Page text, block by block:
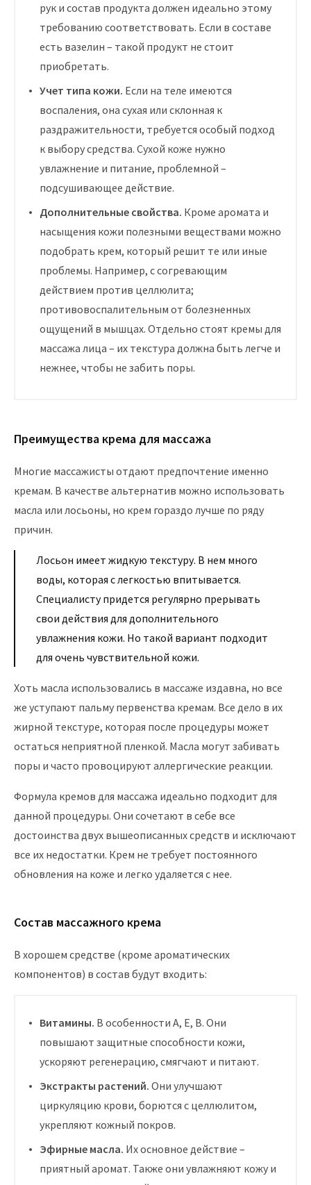
рук и состав продукта должен идеально этому
требованию соответствовать. Если в составе
есть вазелин – такой продукт не стоит
приобретать.
Учет типа кожи. Если на теле имеются
воспаления, она сухая или склонная к
раздражительности, требуется особый подход
к выбору средства. Сухой коже нужно
увлажнение и питание, проблемной –
подсушивающее действие.
Дополнительные свойства. Кроме аромата и
насыщения кожи полезными веществами можно
подобрать крем, который решит те или иные
проблемы. Например, с согревающим
действием против целлюлита;
противовоспалительным от болезненных
ощущений в мышцах. Отдельно стоят кремы для
массажа лица – их текстура должна быть легче и
нежнее, чтобы не забить поры.
Преимущества крема для массажа
Многие массажисты отдают предпочтение именно
кремам. В качестве альтернатив можно использовать
масла или лосьоны, но крем гораздо лучше по ряду
причин.
Лосьон имеет жидкую текстуру. В нем много
воды, которая с легкостью впитывается.
Специалисту придется регулярно прерывать
свои действия для дополнительного
увлажнения кожи. Но такой вариант подходит
для очень чувствительной кожи.
Хоть масла использовались в массаже издавна, но все
же уступают пальму первенства кремам. Все дело в их
жирной текстуре, которая после процедуры может
остаться неприятной пленкой. Масла могут забивать
поры и часто провоцируют аллергические реакции.
Формула кремов для массажа идеально подходит для
данной процедуры. Они сочетают в себе все
достоинства двух вышеописанных средств и исключают
все их недостатки. Крем не требует постоянного
обновления на коже и легко удаляется с нее.
Состав массажного крема
В хорошем средстве (кроме ароматических
компонентов) в состав будут входить:
Витамины. В особенности A, E, B. Они
повышают защитные способности кожи,
ускоряют регенерацию, смягчают и питают.
Экстракты растений. Они улучшают
циркуляцию крови, борются с целлюлитом,
укрепляют кожный покров.
Эфирные масла. Их основное действие –
приятный аромат. Также они увлажняют кожу и